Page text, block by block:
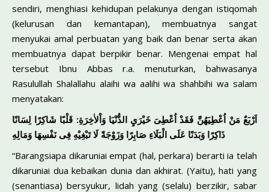
sendiri, menghiasi kehidupan pelakunya dengan istiqomah
(kelurusan dan kemantapan), membuatnya sangat
menyukai amal perbuatan yang baik dan benar serta akan
membuatnya dapat berpikir benar. Mengenai empat hal
tersebut Ibnu Abbas r.a. menutur­kan, bahwasanya
Rasulullah Shalallahu alaihi wa aalihi wa shahbihi wa salam
menyatakan:
اَرْبَعٌ مَنْ اُعْطِيَهُنَّ فَقَدْ اُعْطِىَ خَيْرَيِ الدُّنْيَا وَاْلاٰخِرَةِ: قَلْبًا شَاكِرًا لِسَانًا
ذَاكِرًا وَبَدَنًا عَلَى الْبَلَاءِ صَابِرًا وَزَوْجَةً لَا تَبْغِيْهِ فِى نَفْسِهَا وَمَالِهِ
“Barangsiapa dikaruniai empat (hal, perkara) berarti ia telah
dika­runiai dua kebaikan dunia dan akhirat. (Yaitu), hati yang
(senantia­sa) bersyukur, lidah yang (selalu) berzikir, sabar